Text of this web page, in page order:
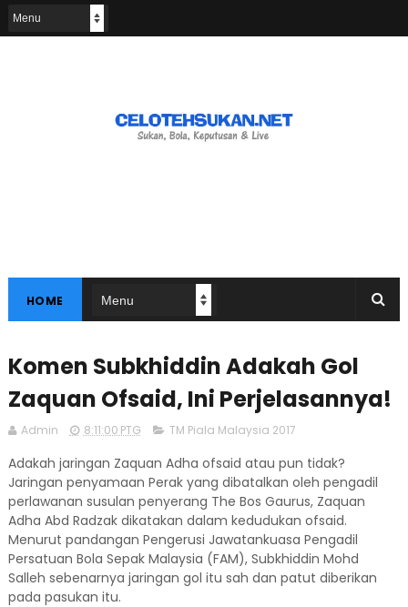
HOME
Komen Subkhiddin Adakah Gol
Zaquan Ofsaid, Ini Perjelasannya!
Admin 8:11:00 PTG TM Piala Malaysia 2017
Adakah jaringan Zaquan Adha ofsaid atau pun tidak?
Jaringan penyamaan Perak yang dibatalkan oleh pengadil
perlawanan susulan penyerang The Bos Gaurus, Zaquan
Adha Abd Radzak dikatakan dalam kedudukan ofsaid.
Menurut pandangan Pengerusi Jawatankuasa Pengadil
Persatuan Bola Sepak Malaysia (FAM), Subkhiddin Mohd
Salleh sebenarnya jaringan gol itu sah dan patut diberikan
pada pasukan itu.